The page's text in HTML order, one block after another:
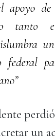
apoyo de
tanto
federal
un